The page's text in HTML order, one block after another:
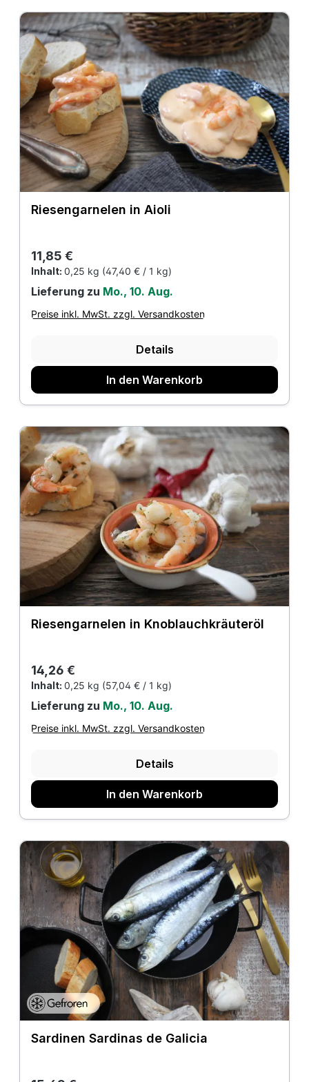
Riesengarnelen in Aioli
Regulärer Preis:
11,85 €
Inhalt: 0,25 kg (47,40 € / 1 kg)
Lieferung zu Mo., 10. Aug.
Preise inkl. MwSt. zzgl. Versandkosten
Details
In den Warenkorb
Riesengarnelen in Knoblauchkräuteröl
Regulärer Preis:
14,26 €
Inhalt: 0,25 kg (57,04 € / 1 kg)
Lieferung zu Mo., 10. Aug.
Preise inkl. MwSt. zzgl. Versandkosten
Details
In den Warenkorb
Sardinen Sardinas de Galicia